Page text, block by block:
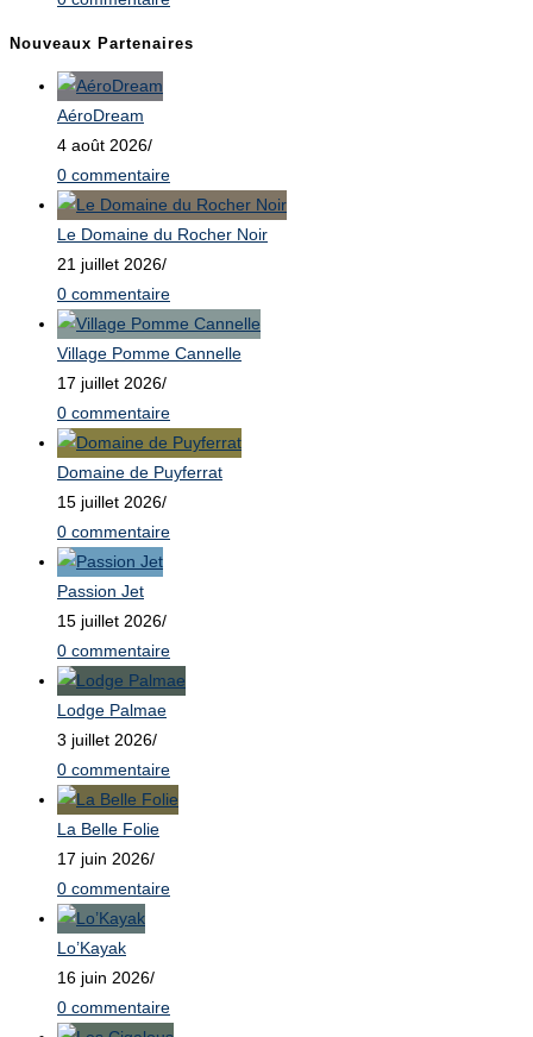
Nouveaux Partenaires
AéroDream
4 août 2026/
0 commentaire
Le Domaine du Rocher Noir
21 juillet 2026/
0 commentaire
Village Pomme Cannelle
17 juillet 2026/
0 commentaire
Domaine de Puyferrat
15 juillet 2026/
0 commentaire
Passion Jet
15 juillet 2026/
0 commentaire
Lodge Palmae
3 juillet 2026/
0 commentaire
La Belle Folie
17 juin 2026/
0 commentaire
Lo’Kayak
16 juin 2026/
0 commentaire